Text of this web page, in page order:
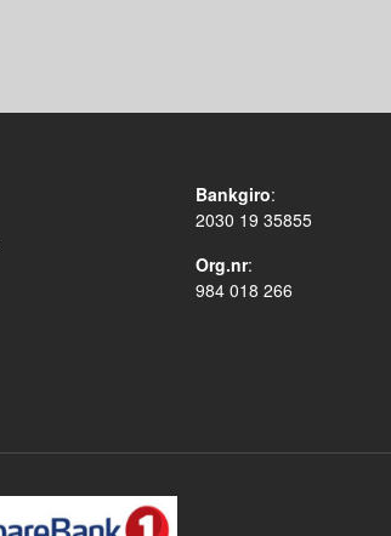
Bankgiro:
2030 19 35855
Org.nr:
984 018 266